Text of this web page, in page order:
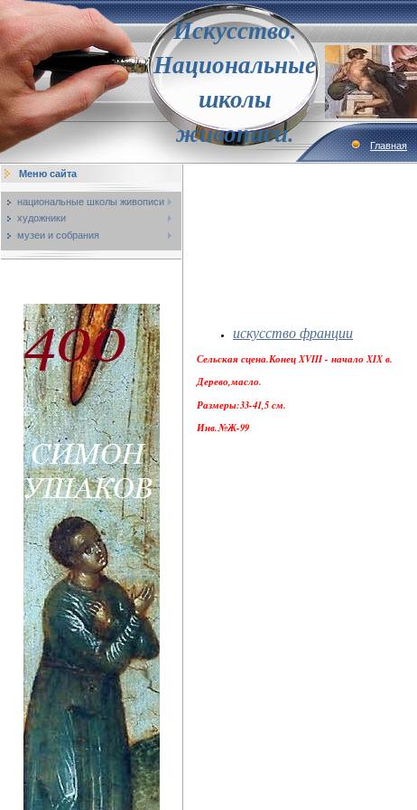
Искусство.
Национальные
школы
живописи.
Главная
Меню сайта
национальные школы живописи
художники
музеи и собрания
искусство франции
Сельская сцена.Конец XVIII - начало XIX в.
Дерево,масло.
Размеры:33-41,5 см.
Инв.№Ж-99